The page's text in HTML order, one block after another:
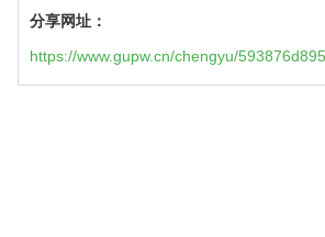
分享网址：
https://www.gupw.cn/chengyu/